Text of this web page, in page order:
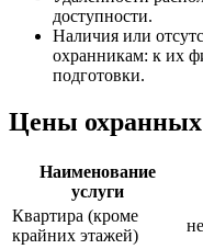
доступности.
Наличия или
охранникам: к их
подготовки.
Цены охранных
Наименование
услуги
Квартира (кроме
крайних этажей)